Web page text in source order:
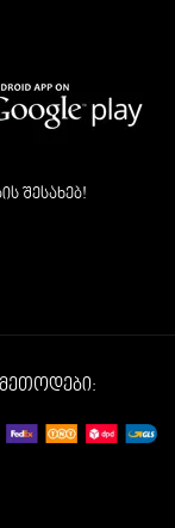
შესახებ!
მეთოდები: